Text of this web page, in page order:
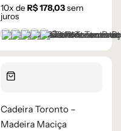
10x deR$178,03sem
juros
Castanho
Castanho Médio
Laca Branco
Laca Cinza
Laca Preta
+2 cores
Cadeira Toronto –
Madeira Maciça